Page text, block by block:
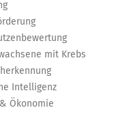
mit Krebs
Intelligenz
Ökonomie